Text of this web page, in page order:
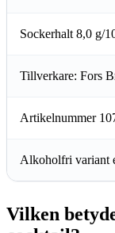
Sockerhalt 8,0 g/
Tillverkare: Fors
Artikelnummer
Alkoholfri variant
Vilken